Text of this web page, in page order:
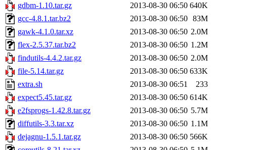
gdbm-1.10.tar.gz
2013-08-30 06:50 640K
gcc-4.8.1.tar.bz2
2013-08-30 06:50 83M
gawk-4.1.0.tar.xz
2013-08-30 06:50 2.0M
flex-2.5.37.tar.bz2
2013-08-30 06:50 1.2M
findutils-4.4.2.tar.gz
2013-08-30 06:50 2.0M
file-5.14.tar.gz
2013-08-30 06:50 633K
extra.sh
2013-08-30 06:51
233
expect5.45.tar.gz
2013-08-30 06:50 614K
e2fsprogs-1.42.8.tar.gz
2013-08-30 06:50 5.7M
diffutils-3.3.tar.xz
2013-08-30 06:50 1.1M
dejagnu-1.5.1.tar.gz
2013-08-30 06:50 566K